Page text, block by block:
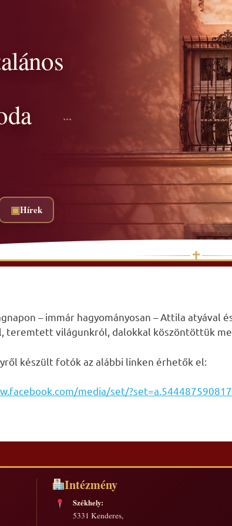
▣Hírek
```
✝
– immár hagyományosan – Attila
teremtett világunkról, dalokkal köszöntöttük
készült fotók az alábbi linken érhetők el:
media/set/
Intézmény
Székhely:
5331 Kenderes,